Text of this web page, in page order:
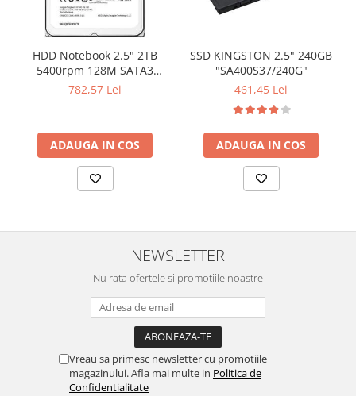
HDD Notebook 2.5" 2TB
5400rpm 128M SATA3
SEAGATE
782,57 Lei
ADAUGA IN COS
SSD KINGSTON 2.5" 240GB
"SA400S37/240G"
461,45 Lei
ADAUGA IN COS
NEWSLETTER
Nu rata ofertele si promotiile noastre
Vreau sa primesc newsletter cu promotiile
magazinului. Afla mai multe in Politica de
Confidentialitate